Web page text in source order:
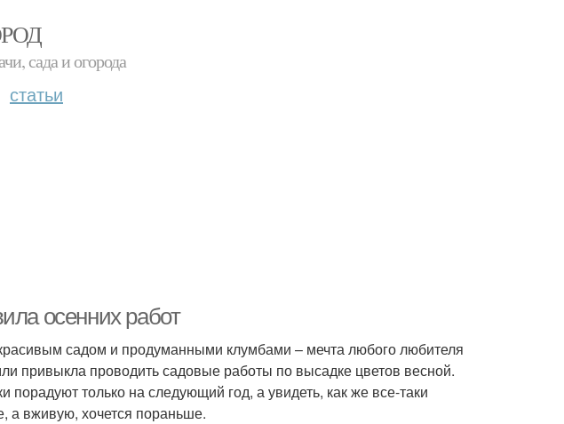
сада и огорода
статьи
осенних работ
садом и продуманными клумбами – мечта любого любителя
привыкла проводить садовые работы по высадке цветов весной.
только на следующий год, а увидеть, как же все-таки
а вживую, хочется пораньше.